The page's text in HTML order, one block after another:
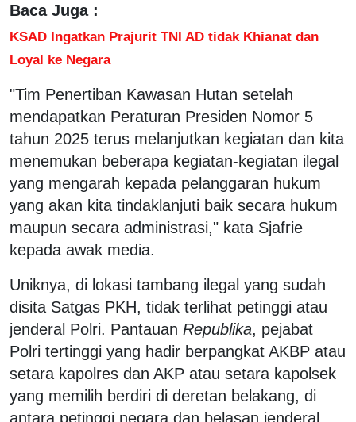
Baca Juga :
KSAD Ingatkan Prajurit TNI AD tidak Khianat dan
Loyal ke Negara
"Tim Penertiban Kawasan Hutan setelah
mendapatkan Peraturan Presiden Nomor 5
tahun 2025 terus melanjutkan kegiatan dan kita
menemukan beberapa kegiatan-kegiatan ilegal
yang mengarah kepada pelanggaran hukum
yang akan kita tindaklanjuti baik secara hukum
maupun secara administrasi," kata Sjafrie
kepada awak media.
Uniknya, di lokasi tambang ilegal yang sudah
disita Satgas PKH, tidak terlihat petinggi atau
jenderal Polri. Pantauan Republika, pejabat
Polri tertinggi yang hadir berpangkat AKBP atau
setara kapolres dan AKP atau setara kapolsek
yang memilih berdiri di deretan belakang, di
antara petinggi negara dan belasan jenderal